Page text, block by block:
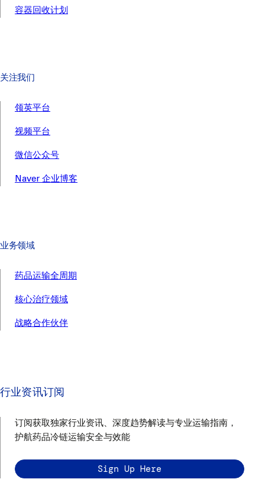
容器回收计划
关注我们
领英平台
视频平台
微信公众号
Naver 企业博客
业务领域
药品运输全周期
核心治疗领域
战略合作伙伴
行业资讯订阅
订阅获取独家行业资讯、深度趋势解读与专业运输指南，
护航药品冷链运输安全与效能
Sign Up Here